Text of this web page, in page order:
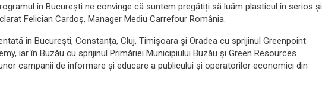
în București ne convinge că suntem pregătiți să luăm plasticul în serios și
Felician Cardoș, Manager Mediu Carrefour România.
în București, Constanța, Cluj, Timișoara și Oradea cu sprijinul Greenpoint
iar în Buzău cu sprijinul Primăriei Municipiului Buzău și Green Resources
campanii de informare și educare a publicului și operatorilor economici din